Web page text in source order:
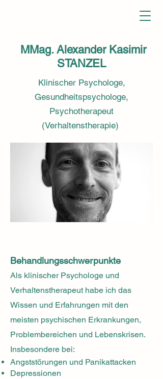
MMag. Alexander Kasimir
STANZEL
Klinischer Psychologe,
Gesundheitspsychologe,
Psychotherapeut
(Verhaltenstherapie)
Behandlungsschwerpunkte
Als klinischer Psychologe und
Verhaltenstherapeut habe ich das
Wissen und Erfahrungen mit den
meisten psychischen Erkrankungen,
Problembereichen und Lebenskrisen.
Insbesondere bei:
Angststörungen und Panikattacken
Depressionen